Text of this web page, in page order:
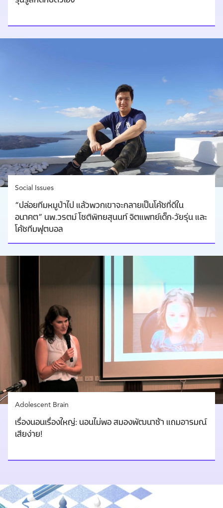
Social Issues
“ปล่อยทีมหมูป่าไป แล้วพวกเขาจะกลายเป็นโค้ชที่ดีใน
อนาคต” นพ.วรตม์ โชติพิทยสุนนท์ จิตแพทย์เด็ก-วัยรุ่น และ
โค้ชทีมฟุตบอล
Adolescent Brain
เรื่องนอนเรื่องใหญ่: นอนไม่พอ สมองพัฒนาช้า แถมอารมณ์
เสียง่าย!